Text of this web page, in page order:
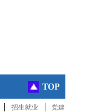
TOP
| 招生就业 | 党建